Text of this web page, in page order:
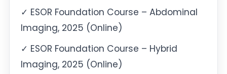
✓ ESOR Foundation Course – Abdominal
Imaging, 2025 (Online)
✓ ESOR Foundation Course – Hybrid
Imaging, 2025 (Online)